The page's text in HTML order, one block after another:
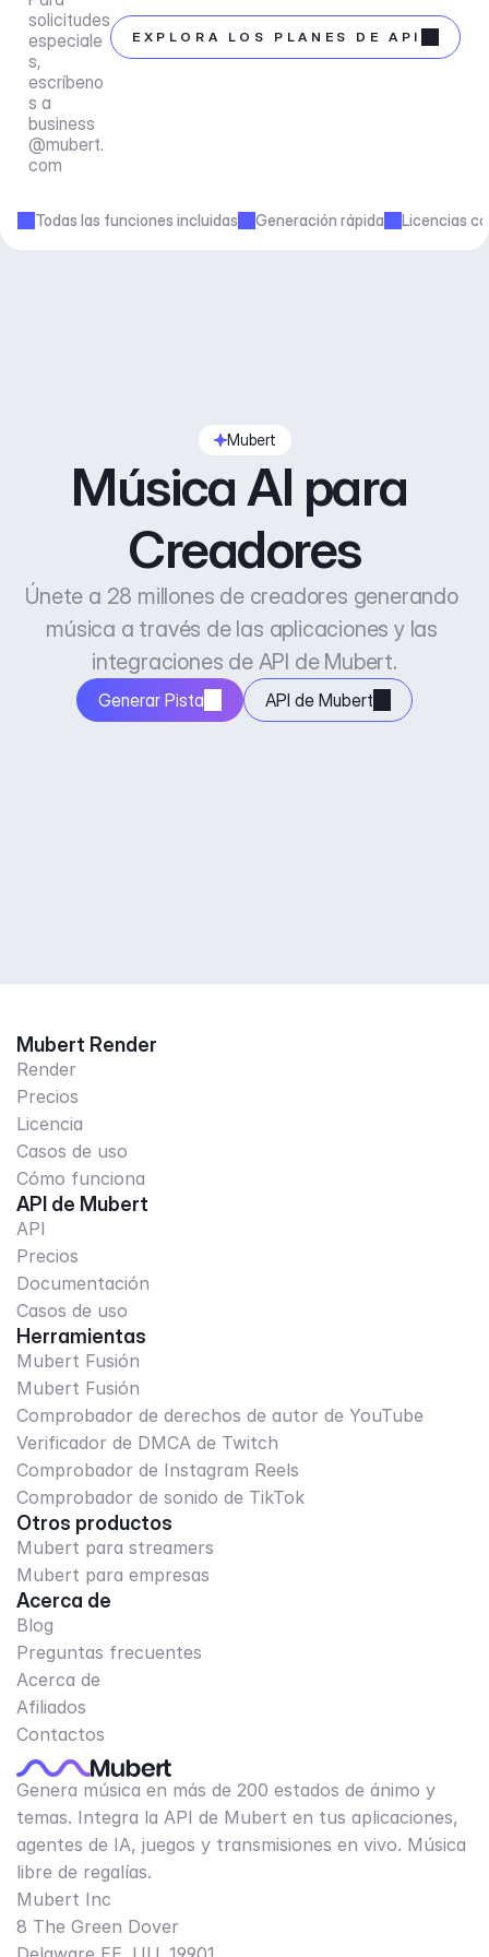
solicitudes
especiale
s,
escríbeno
business
@mubert.
com
EXPLORA LOS PLANES DE API
Todas las funciones incluidas Generación rápida Licencias
Mubert
Música AI para
Creadores
Únete a 28 millones de creadores generando
música a través de las aplicaciones y las
integraciones de API de Mubert.
Generar Pista API de Mubert
Mubert Render
Render
Precios
Licencia
Casos de uso
Cómo funciona
API de Mubert
API
Precios
Documentación
Casos de uso
Herramientas
Mubert Fusión
Mubert Fusión
Comprobador de derechos de autor de YouTube
Verificador de DMCA de Twitch
Comprobador de Instagram Reels
Comprobador de sonido de TikTok
Otros productos
Mubert para streamers
Mubert para empresas
Acerca de
Blog
Preguntas frecuentes
Acerca de
Afiliados
Contactos
Genera música en más de 200 estados de ánimo y
temas. Integra la API de Mubert en tus aplicaciones,
agentes de IA, juegos y transmisiones en vivo. Música
libre de regalías.
Mubert Inc
8 The Green Dover